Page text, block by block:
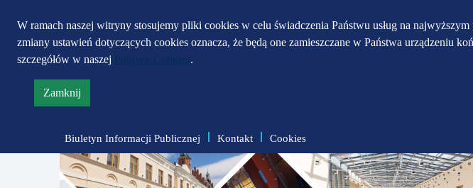
W ramach naszej witryny stosujemy pliki cookies w celu świadczenia Państwu usług na
zmiany ustawień dotyczących cookies oznacza, że będą one zamieszczane w Państwa urządzeniu
szczegółów w naszej
.
Zamknij
informację
polityce
prywatności
Przejdź
Biuletyn Informacji Publicznej Kontakt Cookies